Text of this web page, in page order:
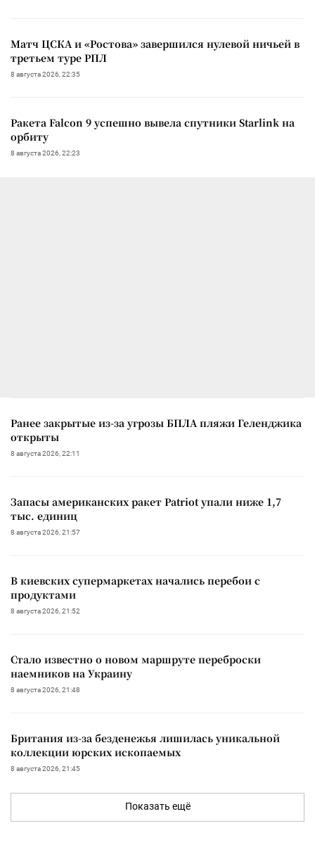
Матч ЦСКА и «Ростова» завершился нулевой ничьей в
третьем туре РПЛ
8 августа 2026, 22:35
Ракета Falcon 9 успешно вывела спутники Starlink на
орбиту
8 августа 2026, 22:23
Ранее закрытые из-за угрозы БПЛА пляжи Геленджика
открыты
8 августа 2026, 22:11
Запасы американских ракет Patriot упали ниже 1,7
тыс. единиц
8 августа 2026, 21:57
В киевских супермаркетах начались перебои с
продуктами
8 августа 2026, 21:52
Стало известно о новом маршруте переброски
наемников на Украину
8 августа 2026, 21:48
Британия из-за безденежья лишилась уникальной
коллекции юрских ископаемых
8 августа 2026, 21:45
Показать ещё